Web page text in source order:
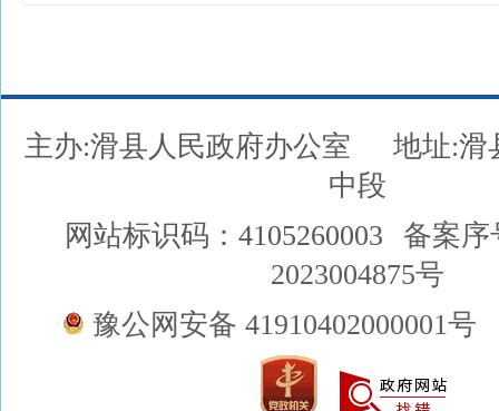
主办:滑县人民政府办公室
地址:滑
中段
网站标识码：4105260003
备案序
2023004875号
豫公网安备 41910402000001号